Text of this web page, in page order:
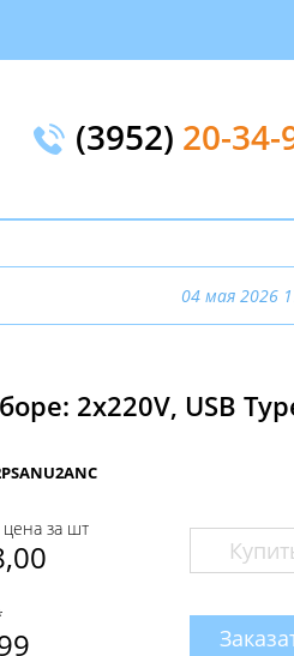
(3952) 20-34-
04 мая 2026
2х220V, USB
за шт